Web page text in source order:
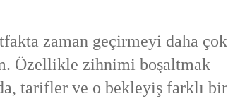
zaman geçirmeyi daha çok
Özellikle zihnimi boşaltmak
tarifler ve o bekleyiş farklı bir